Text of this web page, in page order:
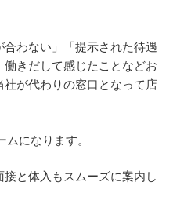
わない」「提示された待遇
きだして感じたことなどお
が代わりの窓口となって店
になります。
と体入もスムーズに案内し